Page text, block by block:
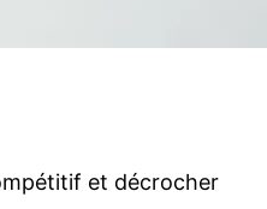
et décrocher